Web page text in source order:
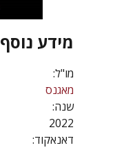
מידע נוסף
מו"ל:
מאגנס
שנה:
2022
דאנאקוד: